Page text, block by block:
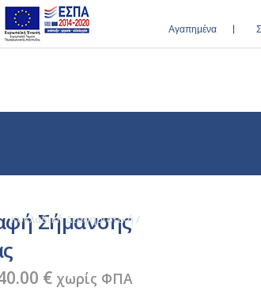
Αγαπημένα
Κυκλαδική Διαφημιστική /
Σήμανσης
€Ηχωρίς ΦΠΑ